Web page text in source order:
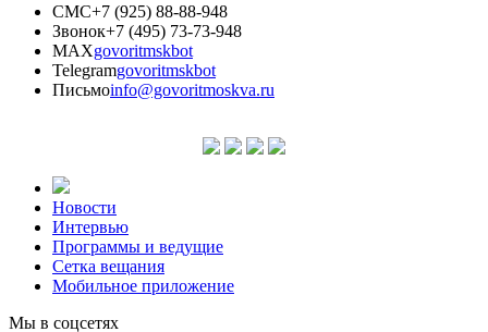
СМС+7 (925) 88-88-948
Звонок+7 (495) 73-73-948
MAXgovoritmskbot
Telegramgovoritmskbot
Письмоinfo@govoritmoskva.ru
Новости
Интервью
Программы и ведущие
Сетка вещания
Мобильное приложение
Мы в соцсетях